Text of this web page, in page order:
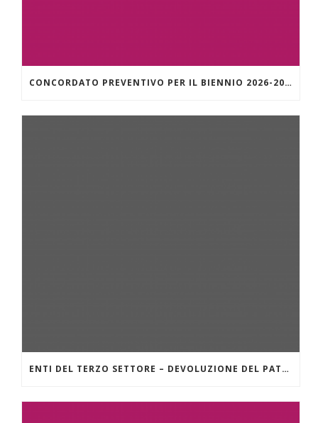
CONCORDATO PREVENTIVO PER IL BIENNIO 2026-2027 – MODALITÀ DI ADESIONE
ENTI DEL TERZO SETTORE – DEVOLUZIONE DEL PATRIMONIO – LINEE GUIDA DEL MINISTERO DEL LAVORO